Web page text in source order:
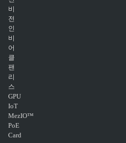
비
전
인
비
어
클
팬
리
스
GPU
IoT
MezIO™
PoE
Card